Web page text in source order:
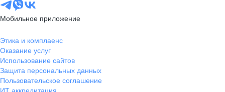
Мобильное приложение
Этика и комплаенс
Оказание услуг
Использование сайтов
Защита персональных данных
Пользовательское соглашение